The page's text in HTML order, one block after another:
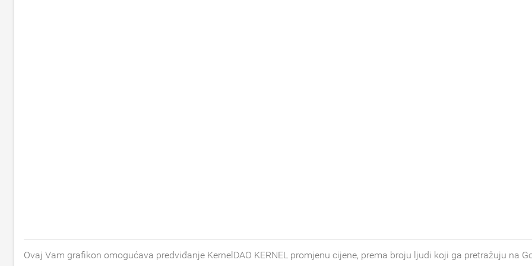
Ovaj Vam grafikon omogućava predviđanje KernelDAO KERNEL promjenu cijene, prema broju ljudi koji ga pretražuju na